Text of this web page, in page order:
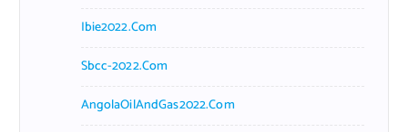
Ibie2022.com
Sbcc-2022.com
AngolaOilAndGas2022.com